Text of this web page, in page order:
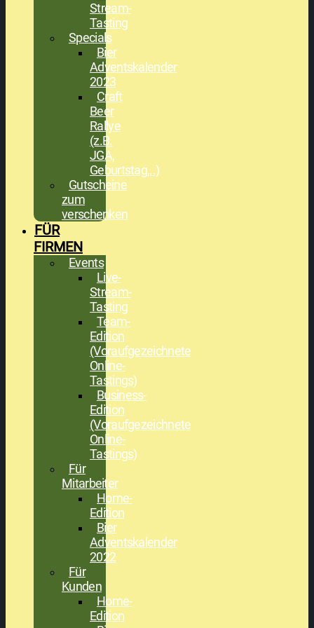
Stream-
Tasting
Specials
Bier
Adventskalender
2023
Craft
Beer
Rallye
(z.B.
JGA,
Geburtstag,..)
Gutscheine
zum
verschenken
FÜR
FIRMEN
Events
Live-
Stream-
Tasting
Team-
Edition
(Voraufgezeichnete
Online-
Tastings)
Business-
Edition
(Voraufgezeichnete
Online-
Tastings)
Für
Mitarbeiter
Home-
Edition
Bier
Adventskalender
2022
Für
Kunden
Home-
Edition